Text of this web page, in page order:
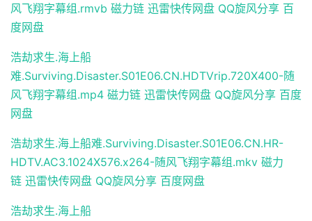
风飞翔字幕组.rmvb 磁力链 迅雷快传网盘 QQ旋风分享 百
度网盘
浩劫求生.海上船
难.Surviving.Disaster.S01E06.CN.HDTVrip.720X400-随
风飞翔字幕组.mp4 磁力链 迅雷快传网盘 QQ旋风分享 百度
网盘
浩劫求生.海上船难.Surviving.Disaster.S01E06.CN.HR-
HDTV.AC3.1024X576.x264-随风飞翔字幕组.mkv 磁力
链 迅雷快传网盘 QQ旋风分享 百度网盘
浩劫求生.海上船